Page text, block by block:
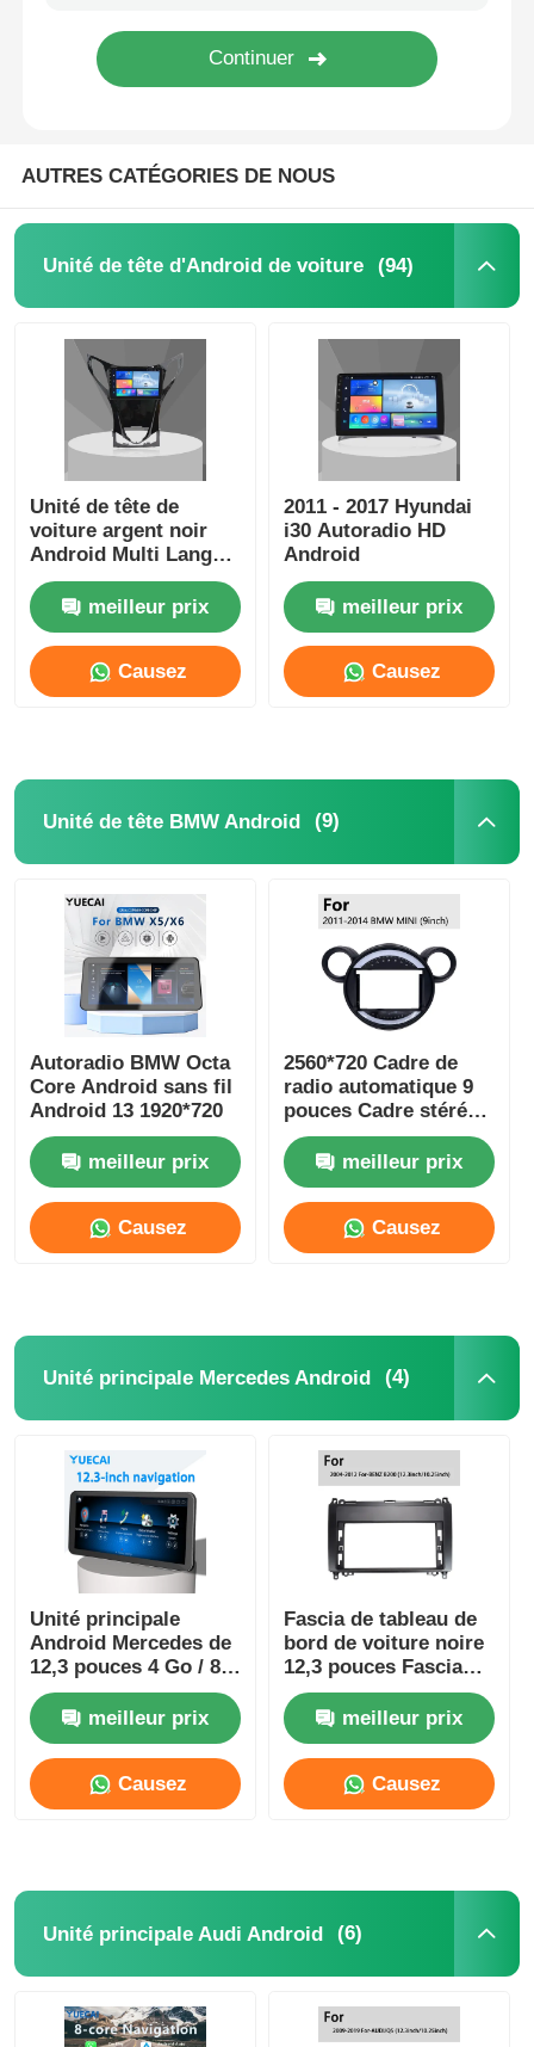
Visite d'usine
Contact
Tous les cas
Demande de soumission
Unité de tête d'Android de voiture
Unité de tête BMW Android
Unité principale Mercedes Android
La boîte de jeu Android
Unité principale Lexus Android
Unité principale Mazda Android
Unité principale Toyota Android
Lecteur multimédia de voiture
AUTRES CATÉGORIES DE NOUS
Unité de tête d'Android de voiture (94)
Unité de tête de
voiture argent noir
Android Multi Langue
Unité de tête de 9
pouces Pour
HYUNDAI AZERA
2011-2012
meilleur prix
Causez
2011 - 2017 Hyundai
i30 Autoradio HD
Android
meilleur prix
Causez
Unité de tête BMW Android (9)
Autoradio BMW Octa
Core Android sans fil
Android 13 1920*720
meilleur prix
Causez
2560*720 Cadre de
radio automatique 9
pouces Cadre stéréo
de voiture Placement
du tableau de bord
meilleur prix
Causez
Unité principale Mercedes Android (4)
Unité principale
Android Mercedes de
12,3 pouces 4 Go / 8
Go tout-en-un
Carplaymeilleur prix
Causez
Fascia de tableau de
bord de voiture noire
12,3 pouces Fascia
stéréo BMW pour
Mercedes Benz B200
2004-2012
meilleur prix
Causez
Unité principale Audi Android (6)